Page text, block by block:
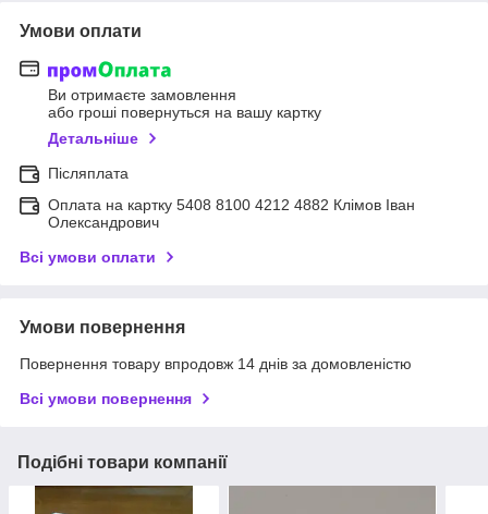
Умови оплати
Ви отримаєте замовлення
або гроші повернуться на вашу картку
Детальніше
Післяплата
Оплата на картку 5408 8100 4212 4882 Клімов Іван
Олександрович
Всі умови оплати
Умови повернення
Повернення товару впродовж 14 днів за домовленістю
Всі умови повернення
Подібні товари компанії